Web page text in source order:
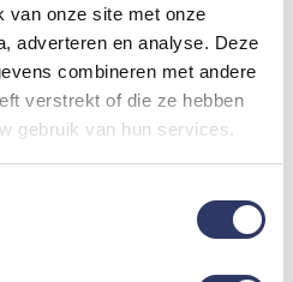
van onze site met onze
adverteren en analyse. Deze
combineren met andere
verstrekt of die ze hebben
gebruik van hun services.